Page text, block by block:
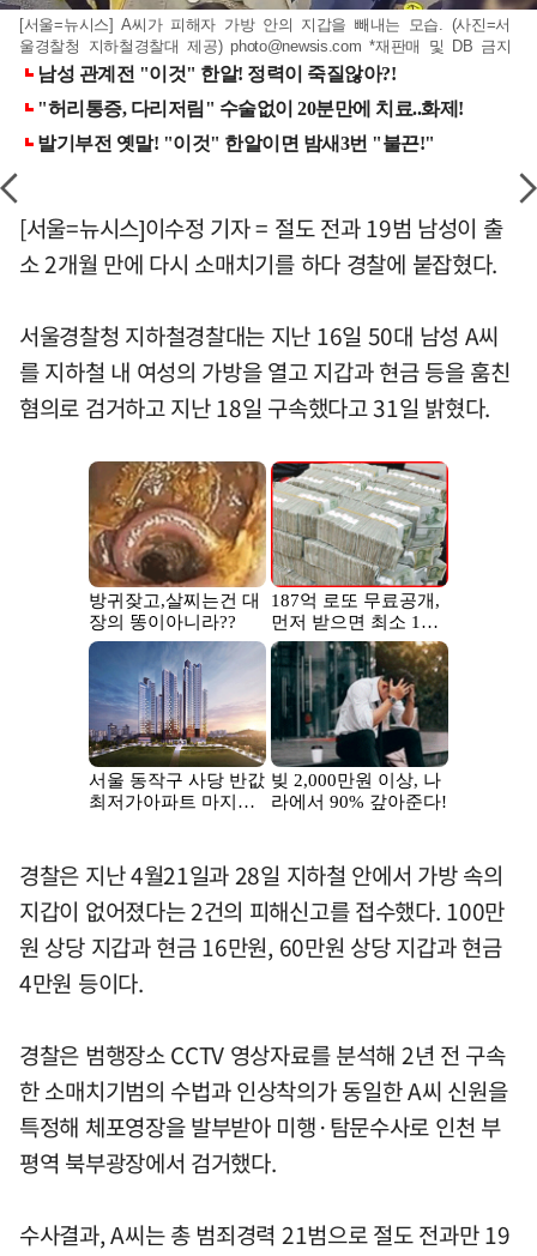
[서울=뉴시스] A씨가 피해자 가방 안의 지갑을 빼내는 모습. (사진=서
울경찰청 지하철경찰대 제공)photo@newsis.com *재판매 및 DB 금지
[서울=뉴시스]이수정 기자 = 절도 전과 19범 남성이 출
소 2개월 만에 다시 소매치기를 하다 경찰에 붙잡혔다.
서울경찰청 지하철경찰대는 지난 16일 50대 남성 A씨
를 지하철 내 여성의 가방을 열고 지갑과 현금 등을 훔친
혐의로 검거하고 지난 18일 구속했다고 31일 밝혔다.
경찰은 지난 4월21일과 28일 지하철 안에서 가방 속의
지갑이 없어졌다는 2건의 피해신고를 접수했다. 100만
원 상당 지갑과 현금 16만원, 60만원 상당 지갑과 현금
4만원 등이다.
경찰은 범행장소 CCTV 영상자료를 분석해 2년 전 구속
한 소매치기범의 수법과 인상착의가 동일한 A씨 신원을
특정해 체포영장을 발부받아 미행·탐문수사로 인천 부
평역 북부광장에서 검거했다.
수사결과, A씨는 총 범죄경력 21범으로 절도 전과만 19